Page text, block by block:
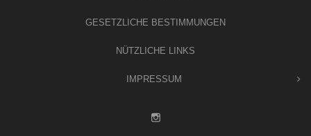
GESETZLICHE BESTIMMUNGEN
NÜTZLICHE LINKS
IMPRESSUM